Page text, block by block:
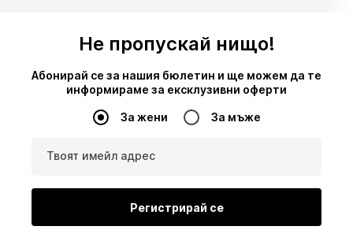
Не пропускай нищо!
Абонирай се за нашия бюлетин и ще можем да те
информираме за ексклузивни оферти
За жени За мъже
Твоят имейл адрес
Регистрирай се